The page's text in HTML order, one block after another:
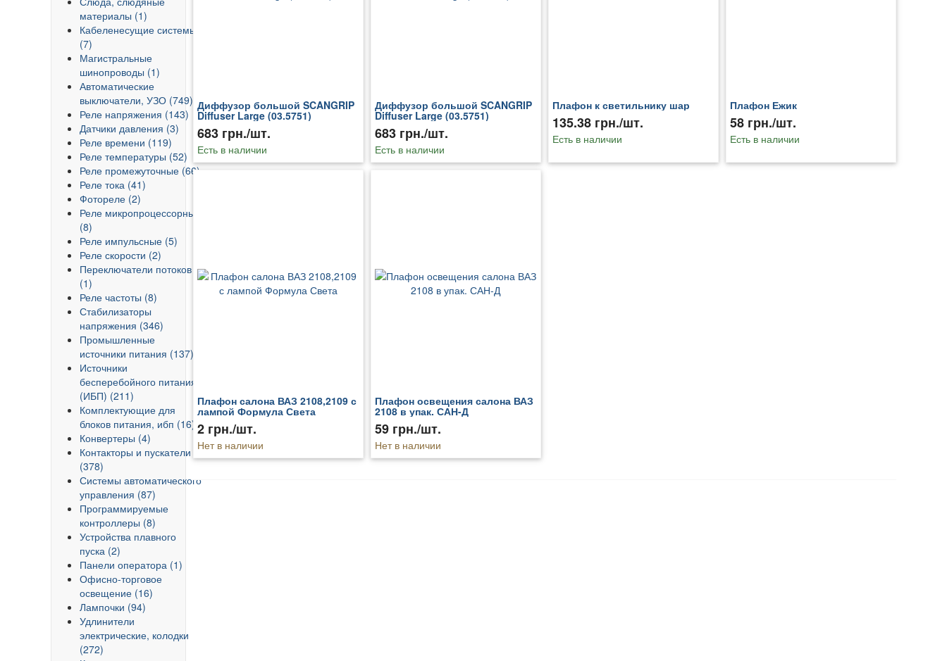
материалы (1)
Кабеленесущие системы
(7)
Магистральные
шинопроводы (1)
Автоматические
выключатели, УЗО (749)
Реле напряжения (143)
Датчики давления (3)
Реле времени (119)
Реле температуры (52)
Реле промежуточные (66)
Реле тока (41)
Фотореле (2)
Реле микропроцессорные
(8)
Реле импульсные (5)
Реле скорости (2)
Переключатели потоков
(1)
Реле частоты (8)
Стабилизаторы
напряжения (346)
Промышленные
источники питания (137)
Источники
бесперебойного питания
(ИБП) (211)
Комплектующие для
блоков питания, ибп (16)
Конвертеры (4)
Контакторы и пускатели
(378)
Системы автоматического
управления (87)
Программируемые
контроллеры (8)
Устройства плавного
пуска (2)
Панели оператора (1)
Офисно-торговое
освещение (16)
Лампочки (94)
Удлинители
электрические, колодки
(272)
Диффузор большой SCANGRIP
Diffuser Large (03.5751)
683 грн./шт.
Есть в наличии
Диффузор большой SCANGRIP
Diffuser Large (03.5751)
683 грн./шт.
Есть в наличии
Плафон к светильнику шар
135.38 грн./шт.
Есть в наличии
Плафон Ежик
58 грн./шт.
Есть в наличии
Плафон салона ВАЗ 2108,2109 с
лампой Формула Света
2 грн./шт.
Нет в наличии
Плафон освещения салона ВАЗ
2108 в упак. САН-Д
59 грн./шт.
Нет в наличии